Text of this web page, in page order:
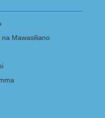
Mawasiliano